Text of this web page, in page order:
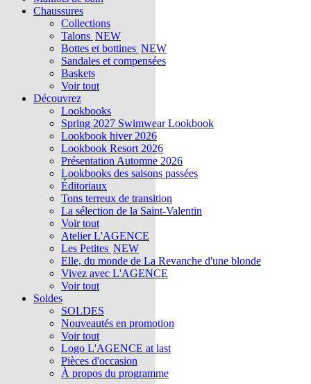
Chaussures
Collections
Talons NEW
Bottes et bottines NEW
Sandales et compensées
Baskets
Voir tout
Découvrez
Lookbooks
Spring 2027 Swimwear Lookbook
Lookbook hiver 2026
Lookbook Resort 2026
Présentation Automne 2026
Lookbooks des saisons passées
Éditoriaux
Tons terreux de transition
La sélection de la Saint-Valentin
Voir tout
Atelier L'AGENCE
Les Petites NEW
Elle, du monde de La Revanche d'une blonde
Vivez avec L'AGENCE
Voir tout
Soldes
SOLDES
Nouveautés en promotion
Voir tout
Logo L'AGENCE at last
Pièces d'occasion
À propos du programme